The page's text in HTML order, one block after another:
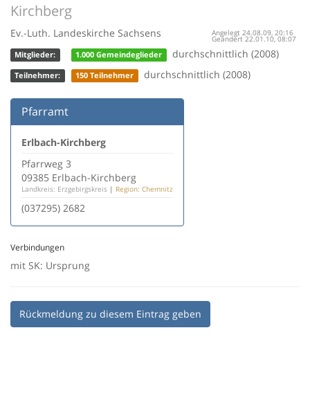
Kirchberg
Angelegt 24.08.09, 20:16
Geändert 22.01.10, 08:07
Ev.-Luth. Landeskirche Sachsens
Mitglieder: 1.000 Gemeindeglieder durchschnittlich (2008)
Teilnehmer: 150 Teilnehmer durchschnittlich (2008)
Pfarramt
Erlbach-Kirchberg
Pfarrweg 3
09385 Erlbach-Kirchberg
Landkreis: Erzgebirgskreis | Region: Chemnitz
(037295) 2682
Verbindungen
mit SK: Ursprung
Rückmeldung zu diesem Eintrag geben